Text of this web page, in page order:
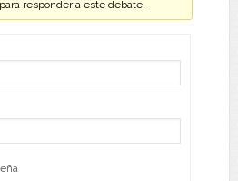
responder a este debate.